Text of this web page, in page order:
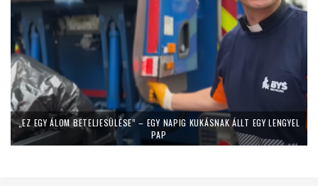
„EZ EGY ÁLOM BETELJESÜLÉSE” – EGY NAPIG KUKÁSNAK ÁLLT EGY LENGYEL
PAP